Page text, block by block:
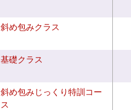
斜め包みクラス
基礎クラス
斜め包みじっくり特訓コー
ス